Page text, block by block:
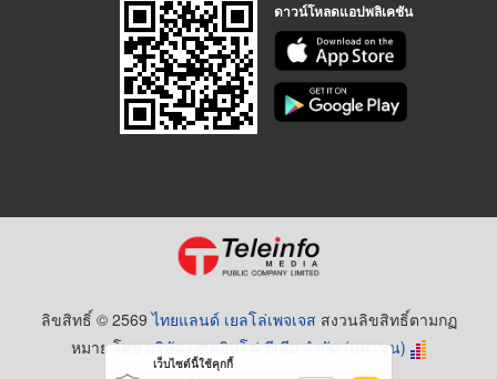
ดาวน์โหลดแอปพลิเคชัน
ลิขสิทธิ์ © 2569ไทยแลนด์ เยลโล่เพจเจส สงวนลิขสิทธิ์ตามกฏ
หมาย โดยบริษัท เทเลอินโฟ มีเดีย จำกัด (มหาชน)
เว็บไซต์นี้ใช้คุกกี้